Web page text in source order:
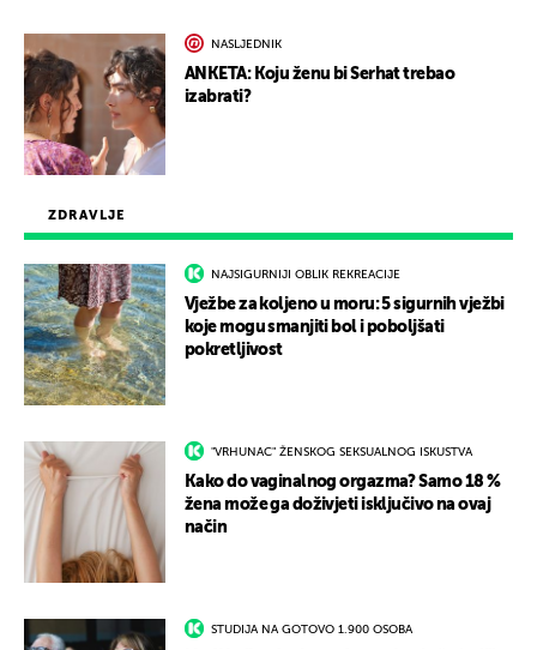
ZDRAVLJE
NAJSIGURNIJI OBLIK REKREACIJE
Vježbe za koljeno u moru: 5 sigurnih vježbi
koje mogu smanjiti bol i poboljšati
pokretljivost
"VRHUNAC" ŽENSKOG SEKSUALNOG ISKUSTVA
Kako do vaginalnog orgazma? Samo 18 %
žena može ga doživjeti isključivo na ovaj
način
STUDIJA NA GOTOVO 1.900 OSOBA
NASLJEDNIK
ANKETA: Koju ženu bi Serhat trebao
izabrati?